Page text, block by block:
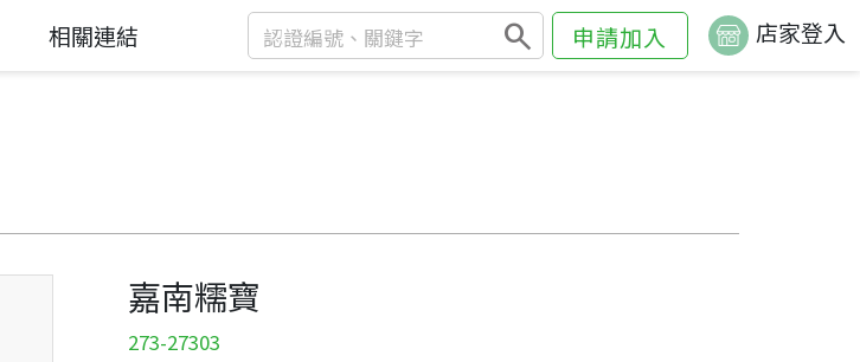
相關連結 search 申請加入 店家登入
嘉南糯寶
273-27303